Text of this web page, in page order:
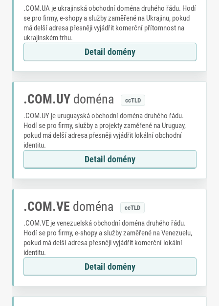
.COM.UA je ukrajinská obchodní doména druhého řádu. Hodí
se pro firmy, e-shopy a služby zaměřené na Ukrajinu, pokud
má delší adresa přesněji vyjádřit komerční přítomnost na
ukrajinském trhu.
Detail domény
.COM.UY doména ccTLD
.COM.UY je uruguayská obchodní doména druhého řádu.
Hodí se pro firmy, služby a projekty zaměřené na Uruguay,
pokud má delší adresa přesněji vyjádřit lokální obchodní
identitu.
Detail domény
.COM.VE doména ccTLD
.COM.VE je venezuelská obchodní doména druhého řádu.
Hodí se pro firmy, e-shopy a služby zaměřené na Venezuelu,
pokud má delší adresa přesněji vyjádřit komerční lokální
identitu.
Detail domény